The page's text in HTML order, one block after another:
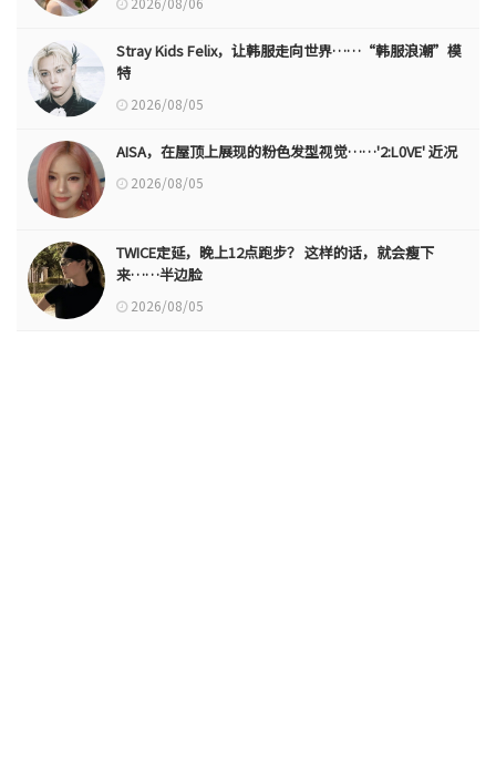
Stray Kids Felix，让韩服走向世界……“韩服浪潮”模
特
2026/08/05
AISA，在屋顶上展现的粉色发型视觉……'2:L0VE' 近况
2026/08/05
TWICE定延，晚上12点跑步？ 这样的话，就会瘦下
来……半边脸
2026/08/05